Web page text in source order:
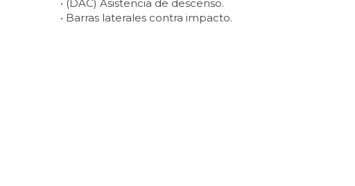
• (DAC) Asistencia de descenso.
• Barras laterales contra impacto.